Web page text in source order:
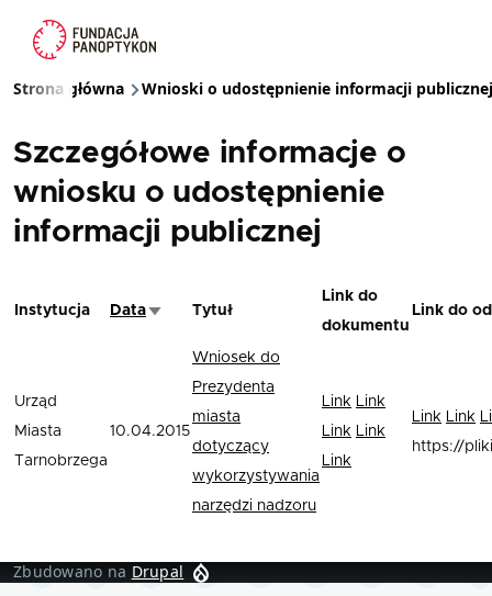
Ścieżka nawigacyjna
Strona główna Wnioski o udostępnienie informacji publicznej
Szczegółowe informacje o
wniosku o udostępnienie
informacji publicznej
Instytucja DataSortuj rosnąco
Tytuł
Link do
dokumentu
Link do
Urząd
Miasta
Tarnobrzega
10.04.2015
Wniosek do
Prezydenta
miasta
dotyczący
wykorzystywania
narzędzi nadzoru
Link Link
Link Link
Link
Link Link
https://
Zbudowano na Drupal